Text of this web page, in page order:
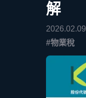
解
2026.02.09
#物業稅